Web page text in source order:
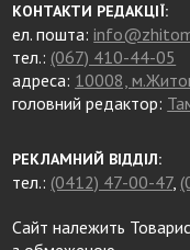
КОНТАКТИ РЕДАКЦІЇ:
ел. пошта:
тел.: (067) 410-44-05
адреса: 10008,
головний редактор:
РЕКЛАМНИЙ ВІДДІЛ:
тел.: (0412) 47-00-47,
Сайт належить